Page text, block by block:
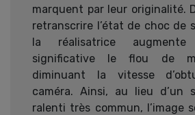
marquent par leur originalité.
retranscrire l’état de choc de
la réalisatrice
significative le flou de
diminuant la vitesse
caméra. Ainsi, au lieu d’un
ralenti très commun, l’image